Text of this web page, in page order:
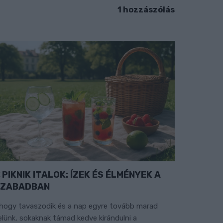
1 hozzászólás
PIKNIK ITALOK: ÍZEK ÉS ÉLMÉNYEK A
tavaszodik és a nap egyre tovább marad
sokaknak támad kedve kirándulni a